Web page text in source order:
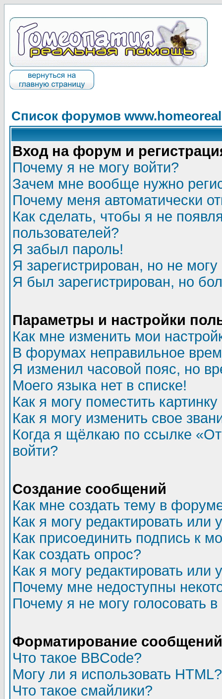
Список форумов
Вход на форум и
Почему я не могу войти?
Зачем мне вообще нужно
Почему меня автоматически
Как сделать, чтобы я не
пользователей?
Я забыл пароль!
Я зарегистрирован, но не могу
Я был зарегистрирован, но
Параметры и настройки
Как мне изменить мои
В форумах неправильное
Я изменил часовой пояс, но
Моего языка нет в списке!
Как я могу поместить
Как я могу изменить свое
Когда я щёлкаю по ссылке
войти?
Создание сообщений
Как мне создать тему в
Как я могу редактировать или
Как присоединить подпись к
Как создать опрос?
Как я могу редактировать или
Почему мне недоступны
Почему я не могу голосовать
Форматирование
Что такое BBCode?
Могу ли я использовать HTML?
Что такое смайлики?